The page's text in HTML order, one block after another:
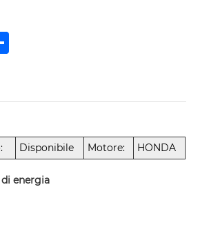
Share
Disponibile Motore: HONDA
energia